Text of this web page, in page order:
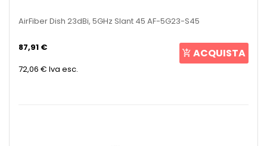
AirFiber Dish 23dBi, 5GHz Slant 45 AF-5G23-S45
87,91 €
72,06 € Iva esc.
ACQUISTA